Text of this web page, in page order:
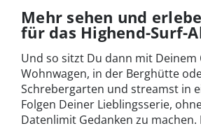
Mehr sehen und
für das Highend-Surf-
Und so sitzt Du dann mit Deinem
Wohnwagen, in der Berghütte
Schrebergarten und streamst in
Folgen Deiner Lieblingsserie,
Datenlimit Gedanken zu